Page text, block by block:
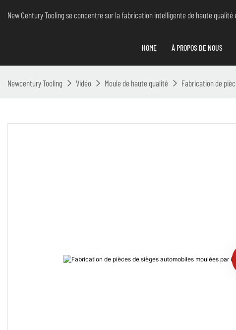
New Century Tooling se concentre sur la fabrication intelligente de haute qualité
HOME À PROPOS DE NOUS
Newcentury Tooling Vidéo Moule de haute qualité Fabrication de